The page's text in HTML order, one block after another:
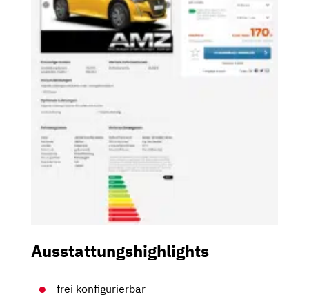
Ausstattungshighlights
frei konfigurierbar